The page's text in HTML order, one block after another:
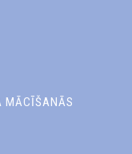
MĀCĪŠANĀS